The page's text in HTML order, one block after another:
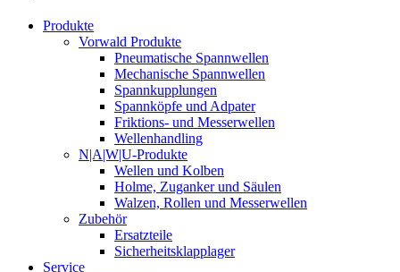
Produkte
Vorwald Produkte
Pneumatische Spannwellen
Mechanische Spannwellen
Spannkupplungen
Spannköpfe und Adpater
Friktions- und Messerwellen
Wellenhandling
N|A|W|U-Produkte
Wellen und Kolben
Holme, Zuganker und Säulen
Walzen, Rollen und Messerwellen
Zubehör
Ersatzteile
Sicherheitsklapplager
Service